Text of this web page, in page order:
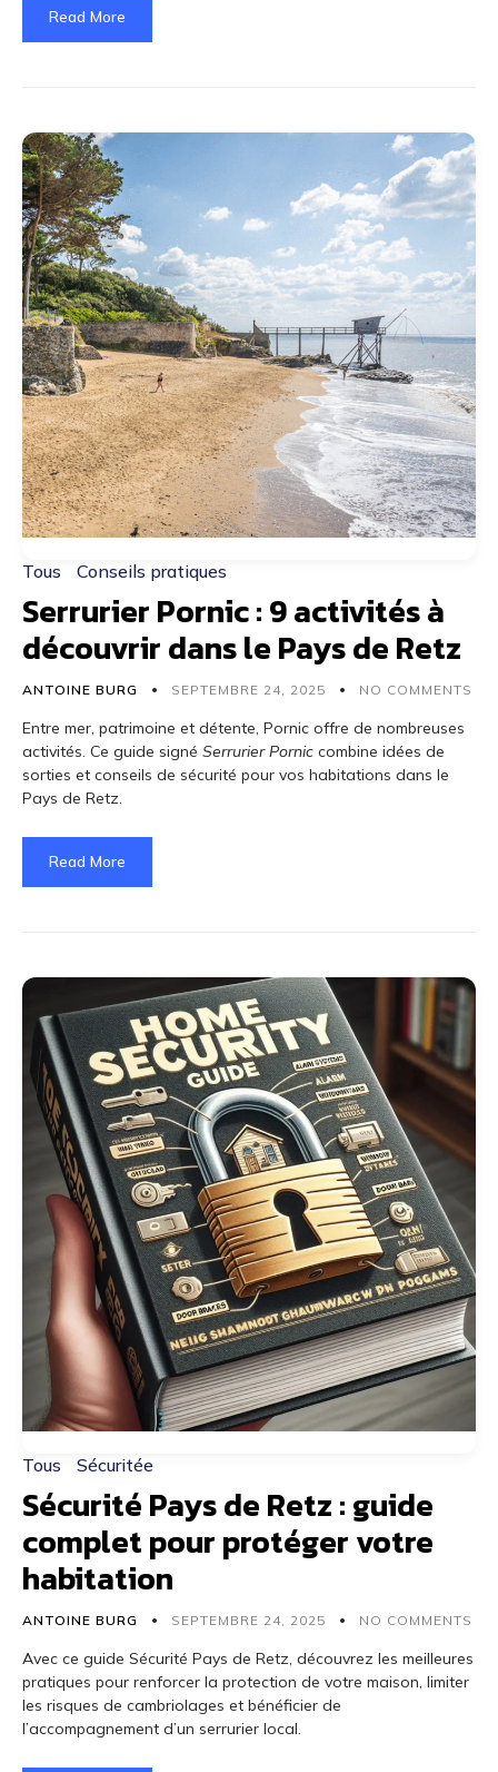
Read More
Tous Conseils pratiques
Serrurier Pornic : 9 activités à
découvrir dans le Pays de Retz
ANTOINE BURG SEPTEMBRE 24, 2025 NO COMMENTS
Entre mer, patrimoine et détente, Pornic offre de nombreuses
activités. Ce guide signé Serrurier Pornic combine idées de
sorties et conseils de sécurité pour vos habitations dans le
Pays de Retz.
Read More
Tous Sécuritée
Sécurité Pays de Retz : guide
complet pour protéger votre
habitation
ANTOINE BURG SEPTEMBRE 24, 2025 NO COMMENTS
Avec ce guide Sécurité Pays de Retz, découvrez les meilleures
pratiques pour renforcer la protection de votre maison, limiter
les risques de cambriolages et bénéficier de
l’accompagnement d’un serrurier local.